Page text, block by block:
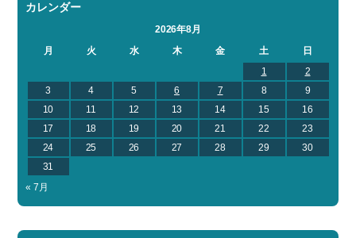
カレンダー
2026年8月
月
火 水 木 金 土
日
1
2
3
4 5 6 7 8
9
10
11 12 13 14 15
16
17
18 19 20 21 22
23
24
25 26 27 28 29
30
31
« 7月